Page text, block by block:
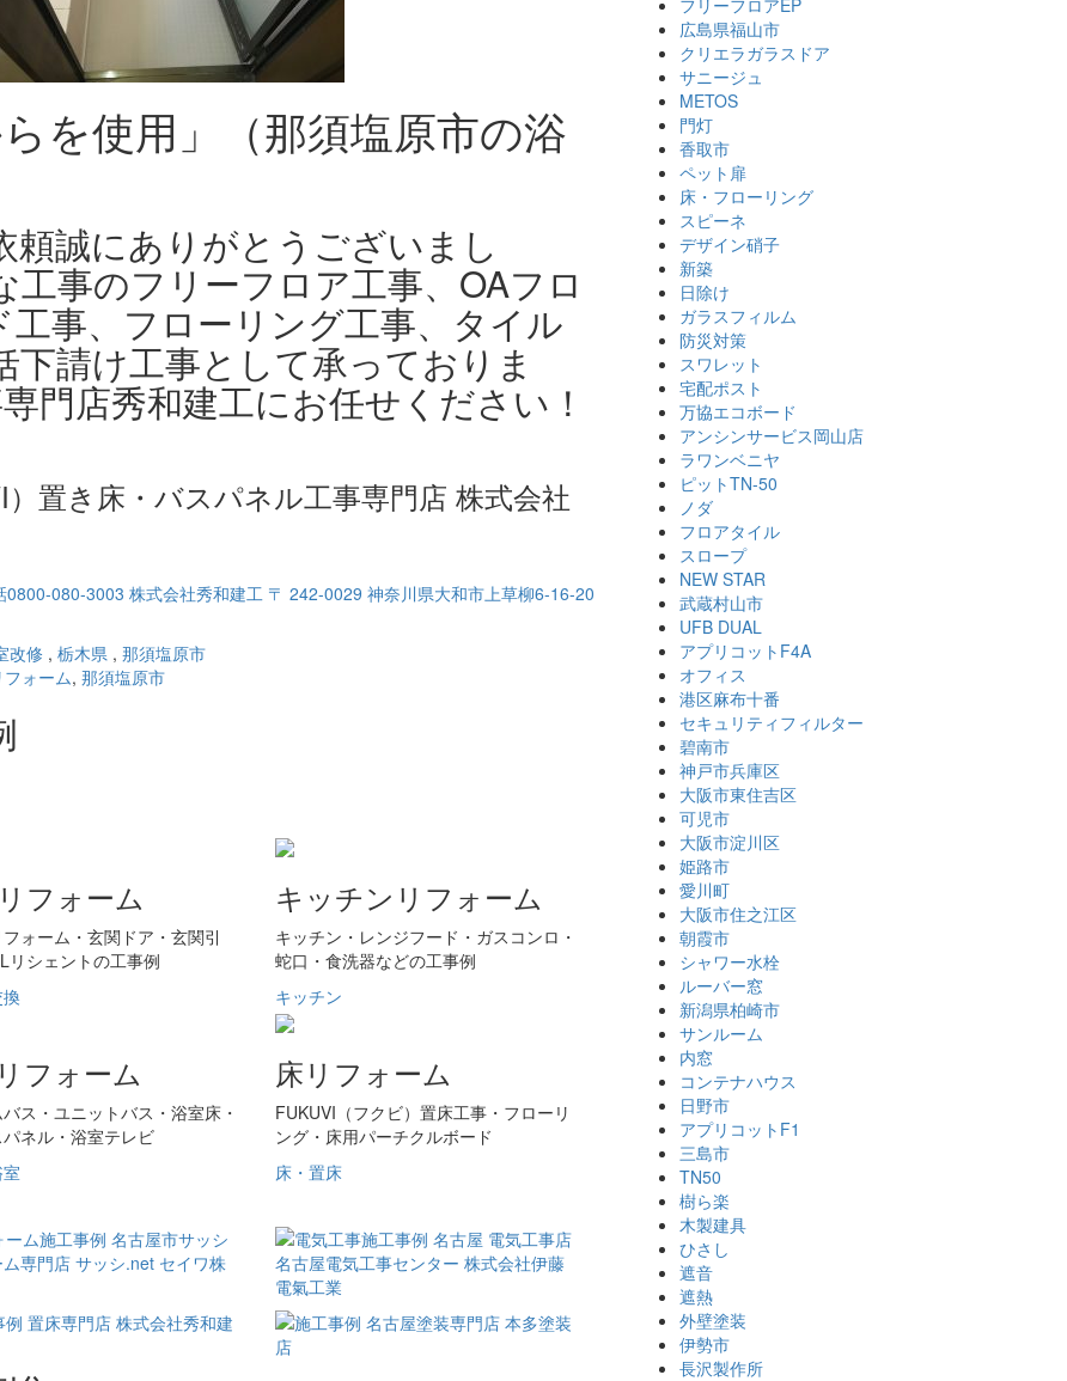
を使用」（那須塩原市の浴
誠にありがとうございまし
工事のフリーフロア工事、OAフロ
事、フローリング工事、タイル
請け工事として承っておりま
門店秀和建工にお任せください！
）置き床・バスパネル工事専門店 株式会社
改修 , 栃木県 , 那須塩原市
ォーム, 那須塩原市
フォーム
フォーム・玄関ドア・玄関引
リシェントの工事例
換
キッチンリフォーム
キッチン・レンジフード・ガスコンロ・
蛇口・食洗器などの工事例
キッチン
フォーム
ス・ユニットバス・浴室床・
ネル・浴室テレビ
床リフォーム
FUKUVI（フクビ）置床工事・フローリ
ング・床用パーチクルボード
床・置床
フリーフロアEP
広島県福山市
クリエラガラスドア
サニージュ
METOS
門灯
香取市
ペット扉
床・フローリング
スピーネ
デザイン硝子
新築
日除け
ガラスフィルム
防災対策
スワレット
宅配ポスト
万協エコボード
アンシンサービス岡山店
ラワンベニヤ
ピットTN-50
ノダ
フロアタイル
スロープ
NEW STAR
武蔵村山市
UFB DUAL
アプリコットF4A
オフィス
港区麻布十番
セキュリティフィルター
碧南市
神戸市兵庫区
大阪市東住吉区
可児市
大阪市淀川区
姫路市
愛川町
大阪市住之江区
朝霞市
シャワー水栓
ルーバー窓
新潟県柏崎市
サンルーム
内窓
コンテナハウス
日野市
アプリコットF1
三島市
TN50
樹ら楽
木製建具
ひさし
遮音
遮熱
外壁塗装
伊勢市
長沢製作所